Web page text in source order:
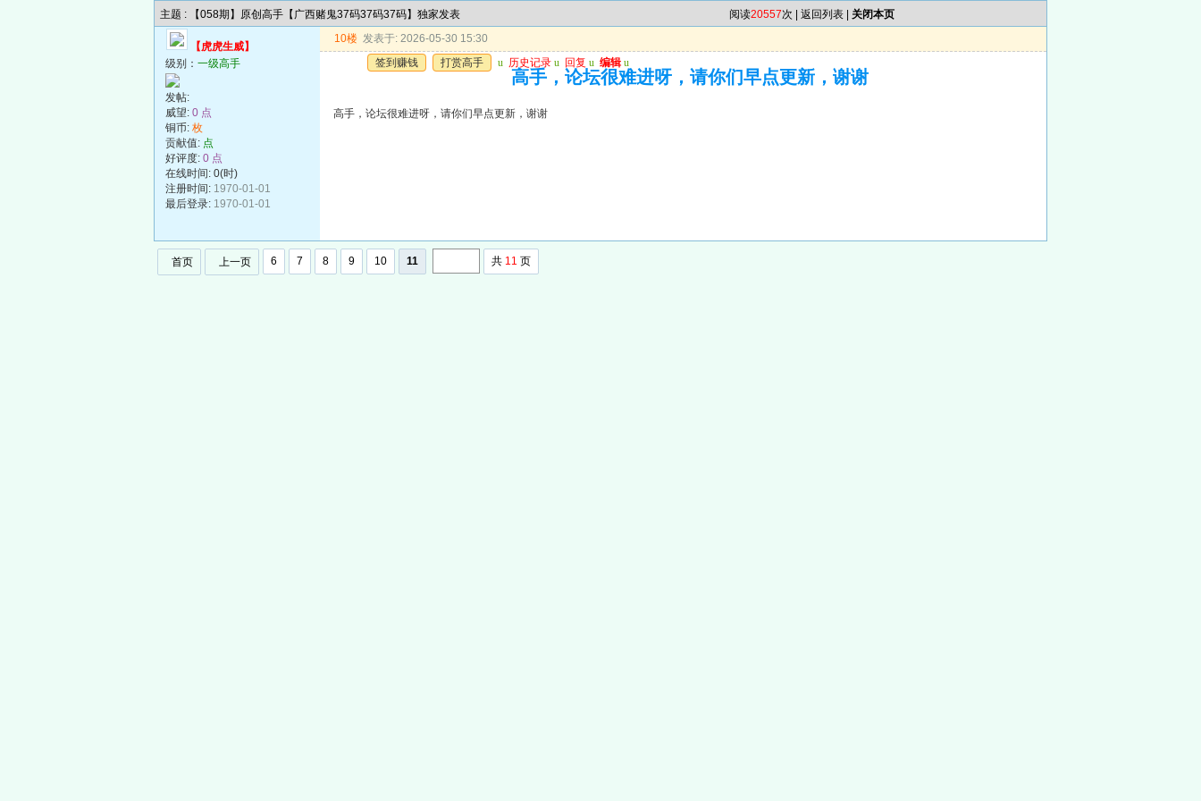
主题 : 【058期】原创高手【广西赌鬼37码37码37码】独家发表 阅读20557次 | 返回列表 关闭本页
【虎虎生威】
级别： 一级高手
发帖:
威望: 0 点
铜币: 枚
贡献值: 点
好评度: 0 点
在线时间: 0(时)
注册时间: 1970-01-01
最后登录: 1970-01-01
10楼 发表于: 2026-05-30 15:30
签到赚钱
打赏高手 u 历史记录 u 回复 u 编辑 u
高手，论坛很难进呀，请你们早点更新，谢谢
高手，论坛很难进呀，请你们早点更新，谢谢
首页 上一页 6 7 8 9 10 11 共 11 页